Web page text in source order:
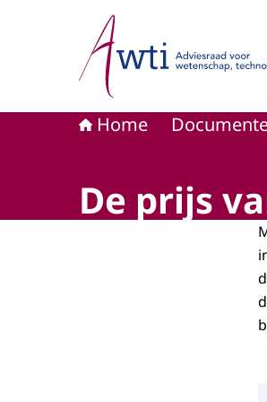
Naar de homepage van
Home
De prijs